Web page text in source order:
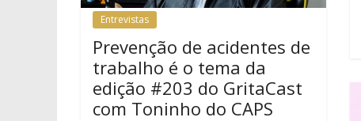
Entrevistas
Prevenção de acidentes de
trabalho é o tema da
edição #203 do GritaCast
com Toninho do CAPS